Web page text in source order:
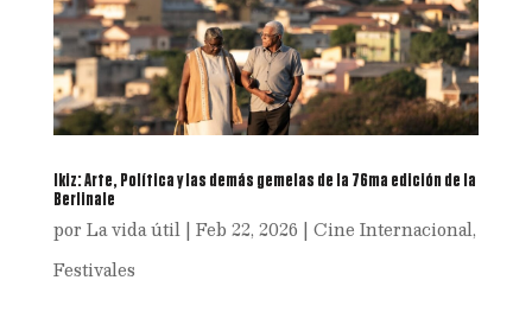
Ikiz: Arte, Política y las demás gemelas de la 76ma edición de la
Berlinale
por La vida útil| Feb 22, 2026 | Cine Internacional,
Festivales